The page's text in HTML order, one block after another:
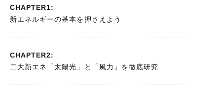
CHAPTER1:
新エネルギーの基本を押さえよう
CHAPTER2:
二大新エネ「太陽光」と「風力」を徹底研究